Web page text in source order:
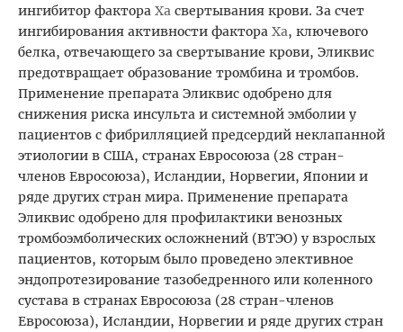
ингибитор фактора Xa свертывания крови. За счет
ингибирования активности фактора Xa, ключевого
белка, отвечающего за свертывание крови, Эликвис
предотвращает образование тромбина и тромбов.
Применение препарата Эликвис одобрено для
снижения риска инсульта и системной эмболии у
пациентов с фибрилляцией предсердий неклапанной
этиологии в США, странах Евросоюза (28 стран-
членов Евросоюза), Исландии, Норвегии, Японии и
ряде других стран мира. Применение препарата
Эликвис одобрено для профилактики венозных
тромбоэмболических осложнений (ВТЭО) у взрослых
пациентов, которым было проведено элективное
эндопротезирование тазобедренного или коленного
сустава в странах Евросоюза (28 стран-членов
Евросоюза), Исландии, Норвегии и ряде других стран